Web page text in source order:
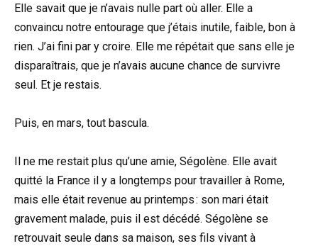
Elle savait que je n’avais nulle part où aller. Elle a
convaincu notre entourage que j’étais inutile, faible, bon à
rien. J’ai fini par y croire. Elle me répétait que sans elle je
disparaîtrais, que je n’avais aucune chance de survivre
seul. Et je restais.
Puis, en mars, tout bascula.
Il ne me restait plus qu’une amie, Ségolène. Elle avait
quitté la France il y a longtemps pour travailler à Rome,
mais elle était revenue au printemps : son mari était
gravement malade, puis il est décédé. Ségolène se
retrouvait seule dans sa maison, ses fils vivant à